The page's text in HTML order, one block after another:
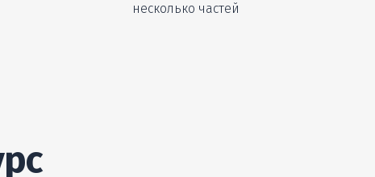
несколько частей